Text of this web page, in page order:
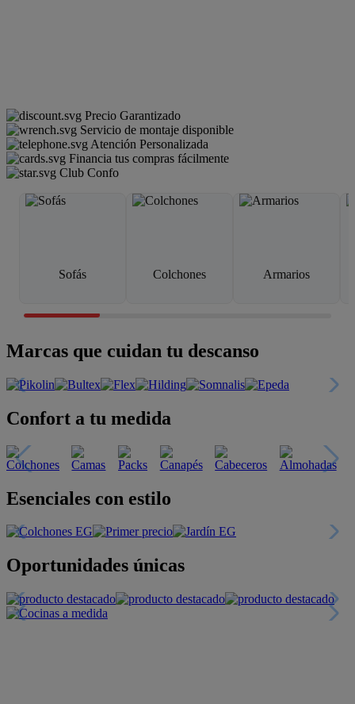
Precio Garantizado
Servicio de montaje disponible
Atención Personalizada
Financia tus compras fácilmente
Club Confo
Sofás Colchones Armarios
Marcas que cuidan tu descanso
Confort a tu medida
Esenciales con estilo
Oportunidades únicas